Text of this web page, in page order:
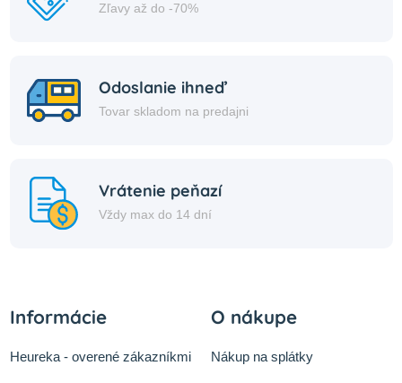
Zľavy až do -70%
Odoslanie ihneď
Tovar skladom na predajni
Vrátenie peňazí
Vždy max do 14 dní
Informácie
Heureka - overené zákazníkmi
O nákupe
Nákup na splátky